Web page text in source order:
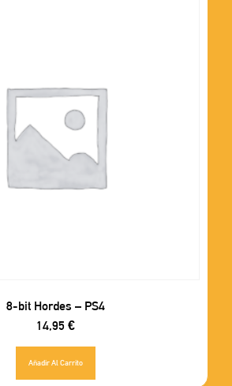
8-bit Hordes – PS4
14,95 €
Añadir Al Carrito